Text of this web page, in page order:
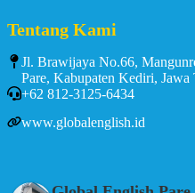
Tentang Kami
Jl. Brawijaya No.66,
Pare, Kabupaten Kediri, Jawa
+62 812-3125-6434
www.globalenglish.id